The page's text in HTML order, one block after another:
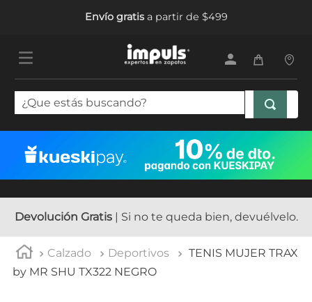
Envío gratisa partir de $499
¿Que estás buscando?
Devolución Gratis| Si no te queda bien, devuélvelo.
Calzado Deportivos
TENIS MUJER TRAX
by MR SHU TX322 NEGRO
1.
tenis mujer
tenis hombre
5. tenis niña